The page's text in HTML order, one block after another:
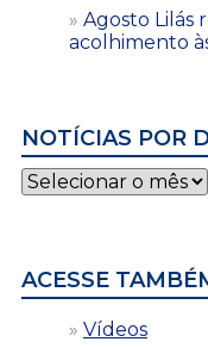
Agosto Lilás
acolhimento
NOTÍCIAS POR
Notícias
por
ACESSE
Vídeos